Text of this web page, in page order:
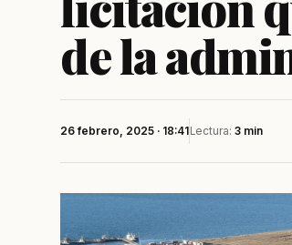
de la
26 febrero, 2025 · 18:41Lectura: 3 min